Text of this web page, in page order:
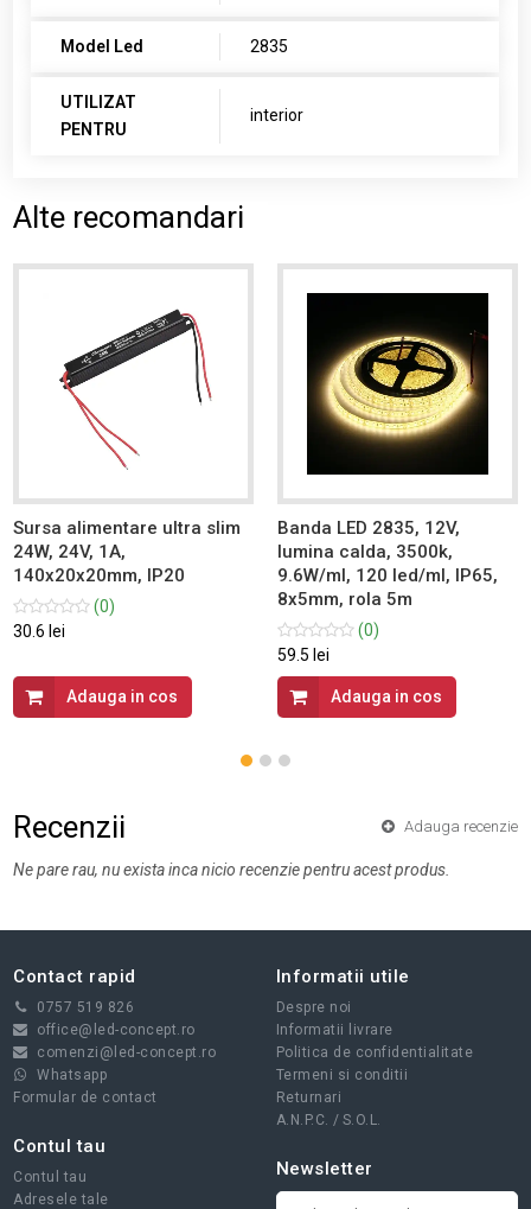
Model Led 2835
UTILIZAT
PENTRU
interior
Alte recomandari
Sursa alimentare ultra slim
24W, 24V, 1A,
140x20x20mm, IP20
(0)
30.6 lei
Adauga in cos
Banda LED 2835, 12V,
lumina calda, 3500k,
9.6W/ml, 120 led/ml, IP65,
8x5mm, rola 5m
(0)
59.5 lei
Adauga in cos
Recenzii Adauga recenzie
Ne pare rau, nu exista inca nicio recenzie pentru acest produs.
Contact rapid
0757 519 826
office@led-concept.ro
comenzi@led-concept.ro
Whatsapp
Formular de contact
Informatii utile
Despre noi
Informatii livrare
Politica de confidentialitate
Termeni si conditii
Returnari
A.N.P.C. / S.O.L.
Contul tau
Contul tau
Adresele tale
Newsletter